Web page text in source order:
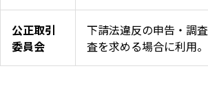
公正取引
委員会
下請法違反の申告・調
査を求める場合に利用。